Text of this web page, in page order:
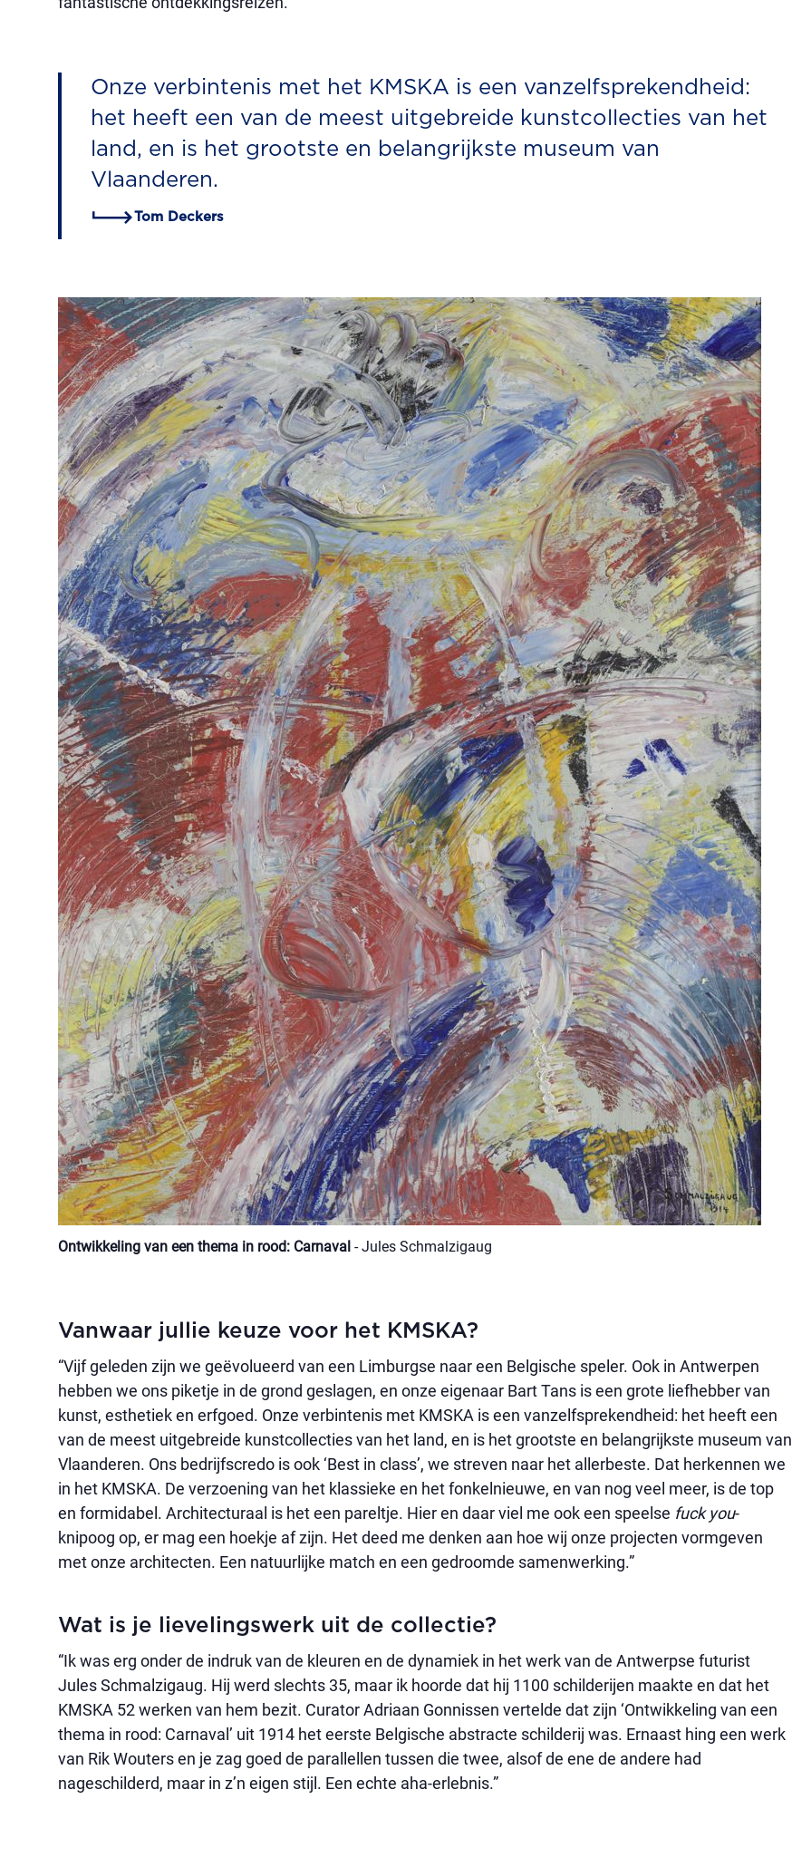
Onze verbintenis met het KMSKA is een vanzelfsprekendheid:
het heeft een van de meest uitgebreide kunstcollecties van het
land, en is het grootste en belangrijkste museum van
Vlaanderen.
Tom Deckers
Ontwikkeling van een thema in rood: Carnaval - Jules Schmalzigaug
Vanwaar jullie keuze voor het KMSKA?
“Vijf geleden zijn we geëvolueerd van een Limburgse naar een Belgische speler. Ook in Antwerpen
hebben we ons piketje in de grond geslagen, en onze eigenaar Bart Tans is een grote liefhebber van
kunst, esthetiek en erfgoed. Onze verbintenis met KMSKA is een vanzelfsprekendheid: het heeft een
van de meest uitgebreide kunstcollecties van het land, en is het grootste en belangrijkste museum van
Vlaanderen. Ons bedrijfscredo is ook ‘Best in class’, we streven naar het allerbeste. Dat herkennen we
in het KMSKA. De verzoening van het klassieke en het fonkelnieuwe, en van nog veel meer, is de top
en formidabel. Architecturaal is het een pareltje. Hier en daar viel me ook een speelse fuck you-
knipoog op, er mag een hoekje af zijn. Het deed me denken aan hoe wij onze projecten vormgeven
met onze architecten. Een natuurlijke match en een gedroomde samenwerking.”
Wat is je lievelingswerk uit de collectie?
“Ik was erg onder de indruk van de kleuren en de dynamiek in het werk van de Antwerpse futurist
Jules Schmalzigaug. Hij werd slechts 35, maar ik hoorde dat hij 1100 schilderijen maakte en dat het
KMSKA 52 werken van hem bezit. Curator Adriaan Gonnissen vertelde dat zijn ‘Ontwikkeling van een
thema in rood: Carnaval’ uit 1914 het eerste Belgische abstracte schilderij was. Ernaast hing een werk
van Rik Wouters en je zag goed de parallellen tussen die twee, alsof de ene de andere had
nageschilderd, maar in z’n eigen stijl. Een echte aha-erlebnis.”